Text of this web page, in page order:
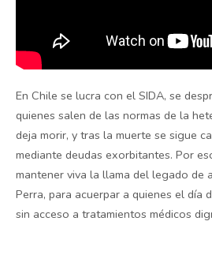
En Chile se lucra con el SIDA, se
quienes salen de las normas de la
deja morir, y tras la muerte se sigue
mediante deudas exorbitantes. Por
mantener viva la llama del legado de
Perra, para acuerpar a quienes el día
sin acceso a tratamientos médicos